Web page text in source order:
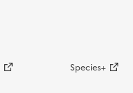
Species+